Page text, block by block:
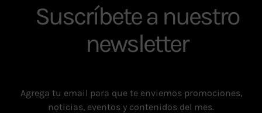
Suscríbete a nuestro
newsletter
Agrega tu email para que te enviemos promociones,
noticias, eventos y contenidos del mes.